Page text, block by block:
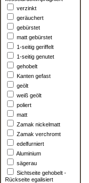
verzinkt
geräuchert
gebürstet
matt gebürstet
1-seitig geriffelt
1-seitig genutet
gehobelt
Kanten gefast
geölt
weiß geölt
poliert
matt
Zamak nickelmatt
Zamak verchromt
edelfurniert
Aluminium
sägerau
Sichtseite gehobelt -
Rückseite egalisiert